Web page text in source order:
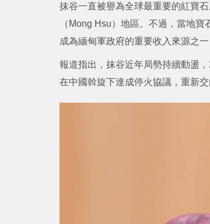
抹谷一直被譽為全球最重要的紅寶
（Mong Hsu）地區。不過，當地
成為緬甸軍政府的重要收入來源之
報道指出，抹谷近年局勢持續動盪
在中國斡旋下達成停火協議，重新交